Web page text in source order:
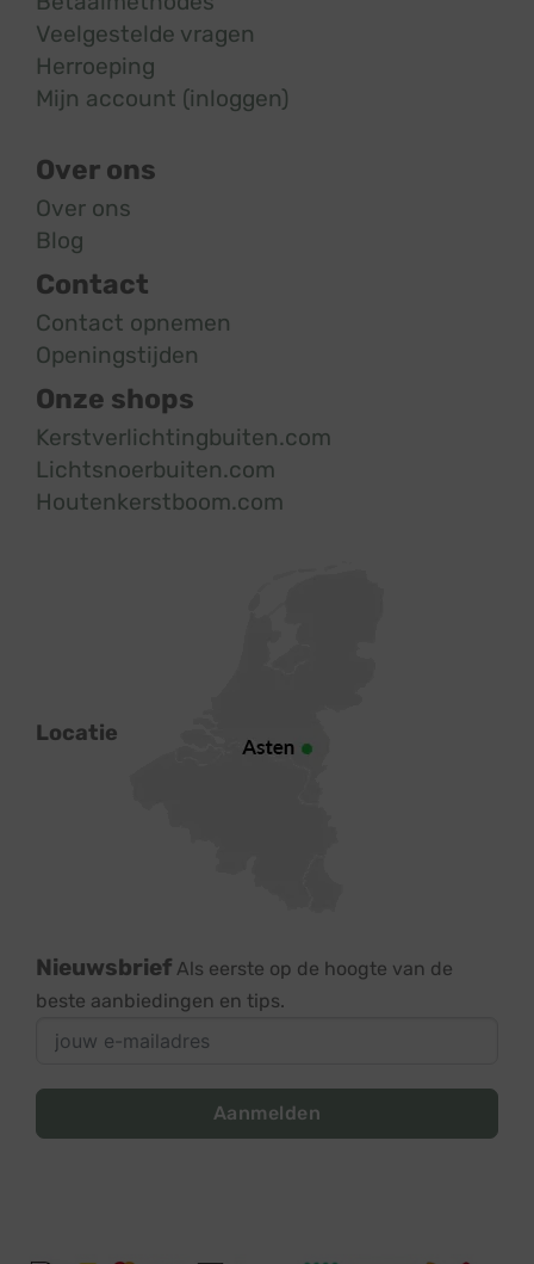
Veelgestelde vragen
Herroeping
Mijn account (inloggen)
Over ons
Over ons
Blog
Contact
Contact opnemen
Openingstijden
Onze shops
Kerstverlichtingbuiten.com
Lichtsnoerbuiten.com
Houtenkerstboom.com
Locatie
Nieuwsbrief Als eerste op de hoogte van de
beste aanbiedingen en tips.
Aanmelden